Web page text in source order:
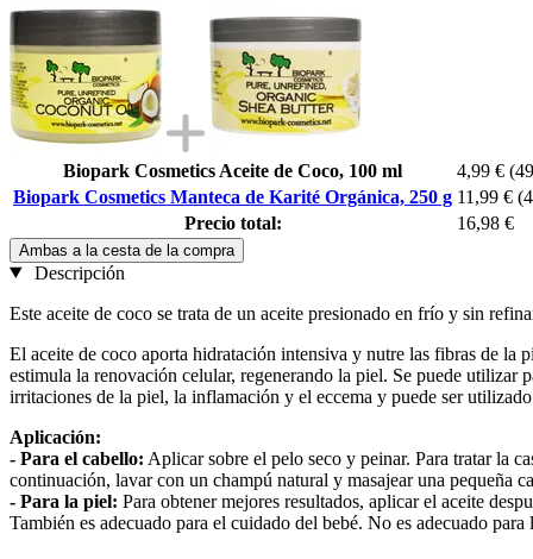
Biopark Cosmetics Aceite de Coco, 100 ml 4,99 €
Biopark Cosmetics Manteca de Karité Orgánica, 250 g 11,99 €
Precio total:
16,98 €
Ambas a la cesta de la compra
Descripción
Este aceite de coco se trata de un aceite presionado en frío y sin
El aceite de coco aporta hidratación intensiva y nutre las fibras de la
estimula la renovación celular, regenerando la piel. Se puede utilizar
irritaciones de la piel, la inflamación y el eccema y puede ser
Aplicación:
- Para el cabello: Aplicar sobre el pelo seco y peinar. Para tratar la
continuación, lavar con un champú natural y masajear una pequeña
- Para la piel: Para obtener mejores resultados, aplicar el aceite
También es adecuado para el cuidado del bebé. No es adecuado